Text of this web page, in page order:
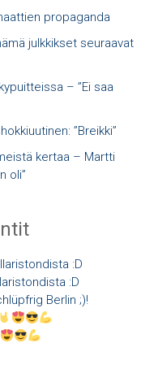
propaganda
julkkikset seuraavat
– ”Ei saa
”Breikki”
kertaa – Martti
oli”
:D
:D
Berlin ;)!